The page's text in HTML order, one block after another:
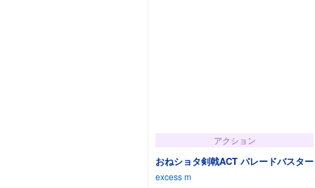
アクション
おねショタ剣戟ACT パレードバスター
excess m